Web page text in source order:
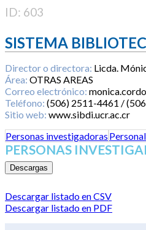
ID: 603
SISTEMA
Director o directora: Licda.
Área: OTRAS AREAS
Correo electrónico:
Teléfono: (506) 2511-4461 /
Sitio web: www.sibdi.ucr.ac.cr
Personas investigadoras
PERSONAS
Descargas
Descargar listado en CSV
Descargar listado en PDF